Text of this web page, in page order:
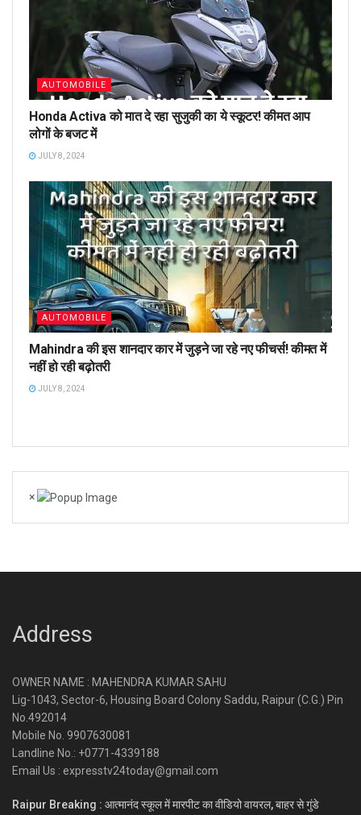
AUTOMOBILE
Honda Activa को मात दे रहा सुजुकी का ये स्कूटर! कीमत आप
लोगों के बजट में
JULY 8, 2024
AUTOMOBILE
Mahindra की इस शानदार कार में जुड़ने जा रहे नए फीचर्स! कीमत में
नहीं हो रही बढ़ोतरी
JULY 8, 2024
×
Address
OWNER NAME : MAHENDRA KUMAR SAHU
Lig-1043, Sector-6, Housing Board Colony Saddu, Raipur (C.G.) Pin
No.492014
Mobile No. 9907630081
Landline No.: +0771-4339188
Email Us : expresstv24today@gmail.com
Raipur Breaking : आत्मानंद स्कूल में मारपीट का वीडियो वायरल, बाहर से गुंडे